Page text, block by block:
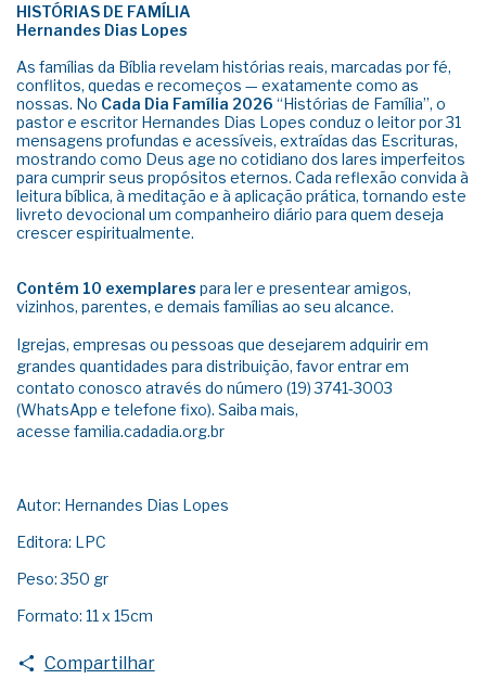
HISTÓRIAS DE FAMÍLIA
Hernandes Dias Lopes
As famílias da Bíblia revelam histórias reais, marcadas por fé,
conflitos, quedas e recomeços — exatamente como as
nossas. No Cada Dia Família 2026 “Histórias de Família”, o
pastor e escritor Hernandes Dias Lopes conduz o leitor por 31
mensagens profundas e acessíveis, extraídas das Escrituras,
mostrando como Deus age no cotidiano dos lares imperfeitos
para cumprir seus propósitos eternos. Cada reflexão convida à
leitura bíblica, à meditação e à aplicação prática, tornando este
livreto devocional um companheiro diário para quem deseja
crescer espiritualmente.
Contém 10 exemplares para ler e presentear amigos,
vizinhos, parentes, e demais famílias ao seu alcance.
Igrejas, empresas ou pessoas que desejarem adquirir em
grandes quantidades para distribuição, favor entrar em
contato conosco através do número (19) 3741-3003
(WhatsApp e telefone fixo). Saiba mais,
acesse familia.cadadia.org.br
Autor: Hernandes Dias Lopes
Editora: LPC
Peso: 350 gr
Formato: 11 x 15cm
Compartilhar